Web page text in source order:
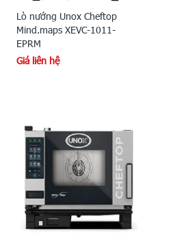
Lò nướng Unox Cheftop
Mind.maps XEVC-1011-
EPRM
Giá liên hệ